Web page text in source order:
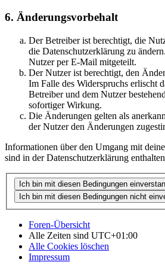
6. Änderungsvorbehalt
Der Betreiber ist berechtigt, die
die Datenschutzerklärung zu
Nutzer per E-Mail mitgeteilt.
Der Nutzer ist berechtigt, den
Im Falle des Widerspruchs erlischt
Betreiber und dem Nutzer
sofortiger Wirkung.
Die Änderungen gelten als
der Nutzer den Änderungen
Informationen über den Umgang mit
sind in der Datenschutzerklärung
Foren-Übersicht
Alle Zeiten sind UTC+01:00
Alle Cookies löschen
Impressum